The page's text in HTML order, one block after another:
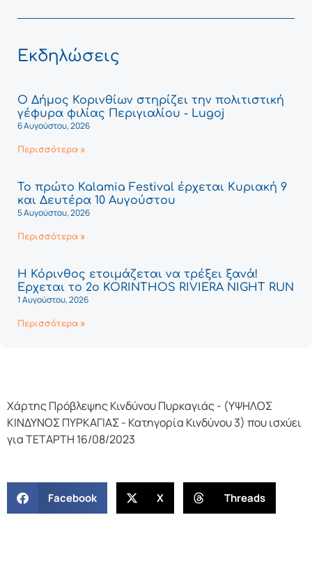
Εκδηλώσεις
Ο Δήμος Κορινθίων στηρίζει την πολιτιστική
γέφυρα φιλίας Περιγιαλίου - Lugoj
6 Αυγούστου, 2026
Περισσότερα »
Το πρώτο Kalamia Festival έρχεται Κυριακή 9
και Δευτέρα 10 Αυγούστου
5 Αυγούστου, 2026
Περισσότερα »
Η Κόρινθος ετοιμάζεται να τρέξει ξανά!
Έρχεται το 2ο KORINTHOS RIVIERA NIGHT RUN
1 Αυγούστου, 2026
Περισσότερα »
Χάρτης Πρόβλεψης Κινδύνου Πυρκαγιάς - (ΥΨΗΛΟΣ
ΚΙΝΔΥΝΟΣ ΠΥΡΚΑΓΙΑΣ - Κατηγορία Κινδύνου 3) που ισχύει
για ΤΕΤΑΡΤΗ 16/08/2023
Facebook X Threads